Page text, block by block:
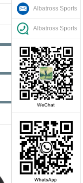
Albatross Sports
Albatross Sports